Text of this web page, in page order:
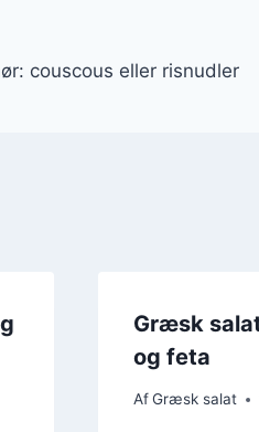
couscous eller risnudler
Græsk
og feta
Af Græsk salat